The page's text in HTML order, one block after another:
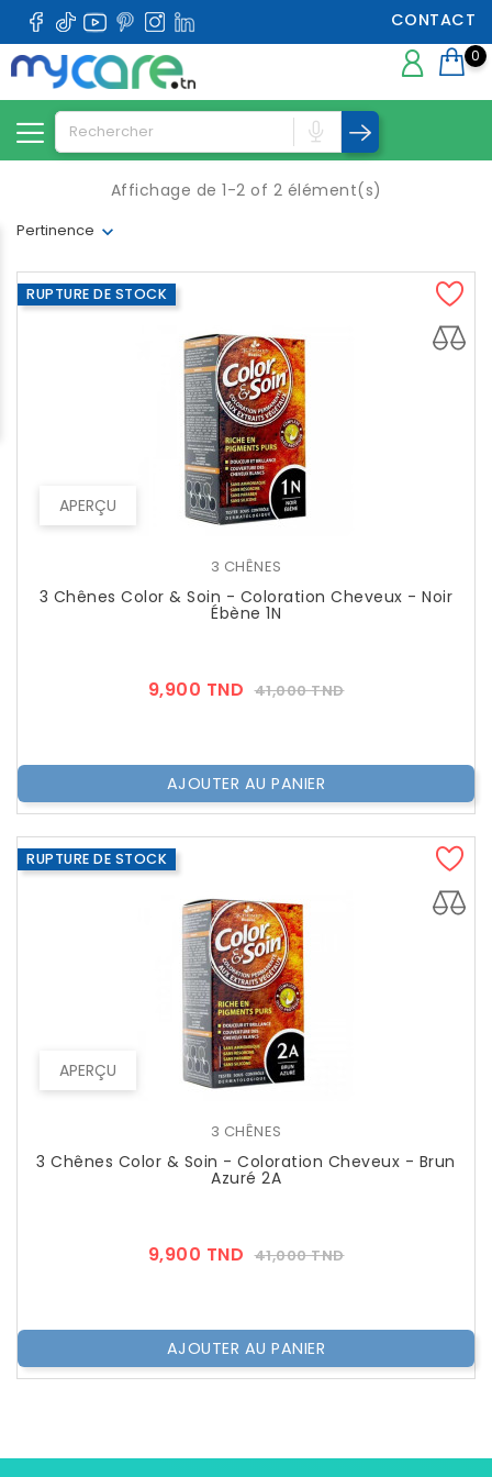
CONTACT
0
Pertinence
Affichage de 1-2 of 2 élément(s)
APERÇU
RUPTURE DE STOCK
3 CHÊNES
3 Chênes Color & Soin - Coloration Cheveux - Noir
Ébène 1N
9,900 TND Prix
41,000 TNDPrix
AJOUTER AU PANIER
APERÇU
RUPTURE DE STOCK
3 CHÊNES
3 Chênes Color & Soin - Coloration Cheveux - Brun
Azuré 2A
9,900 TND Prix
41,000 TNDPrix
AJOUTER AU PANIER